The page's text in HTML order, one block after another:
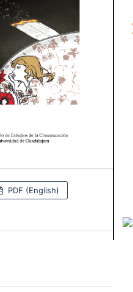
PDF (English)